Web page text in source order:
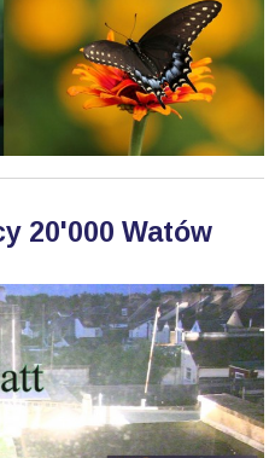
20'000 Watów